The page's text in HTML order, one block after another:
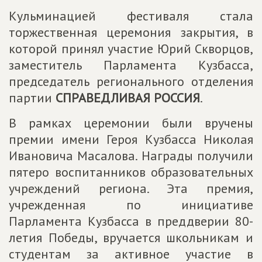
Кульминацией фестиваля стала
торжественная церемония закрытия, в
которой принял участие Юрий Скворцов,
заместитель Парламента Кузбасса,
председатель регионального отделения
партии СПРАВЕДЛИВАЯ РОССИЯ.
В рамках церемонии были вручены
премии имени Героя Кузбасса Николая
Ивановича Масалова. Награды получили
пятеро воспитанников образовательных
учреждений региона. Эта премия,
учрежденная по инициативе
Парламента Кузбасса в преддверии 80-
летия Победы, вручается школьникам и
студентам за активное участие в